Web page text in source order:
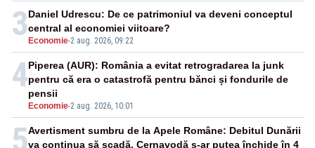
3 Economie-2 aug. 2026, 09:22
Daniel Udrescu: De ce patrimoniul va deveni conceptul
central al economiei viitoare?
4
Economie-2 aug. 2026, 10:01
Piperea (AUR): România a evitat retrogradarea la junk
pentru că era o catastrofă pentru bănci și fondurile de
pensii
5Avertisment sumbru de la Apele Române: Debitul Dunării
va continua să scadă. Cernavodă s-ar putea închide în 4